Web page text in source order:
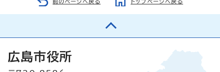
広島市役所